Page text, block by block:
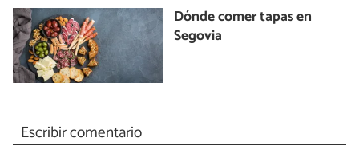
Dónde comer tapas en
Segovia
Escribir comentario